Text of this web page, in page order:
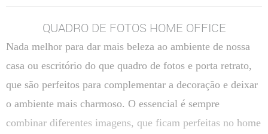
QUADRO DE FOTOS HOME OFFICE
Nada melhor para dar mais beleza ao ambiente de nossa
casa ou escritório do que quadro de fotos e porta retrato,
que são perfeitos para complementar a decoração e deixar
o ambiente mais charmoso. O essencial é sempre
combinar diferentes imagens, que ficam perfeitas no home